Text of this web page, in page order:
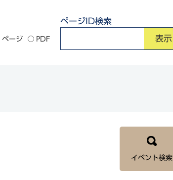
ページ PDF
ページID検索
イベント検索